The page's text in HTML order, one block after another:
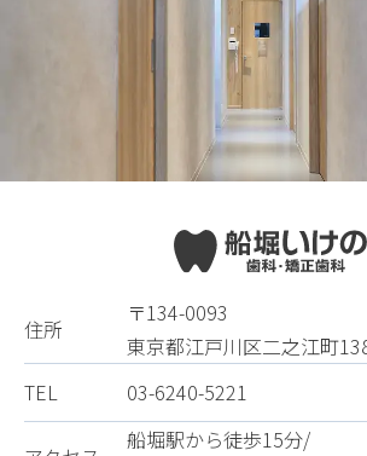
住所
〒134-0093
東京都江戸川区二之江町
TEL
03-6240-5221
船堀駅から徒歩15分/